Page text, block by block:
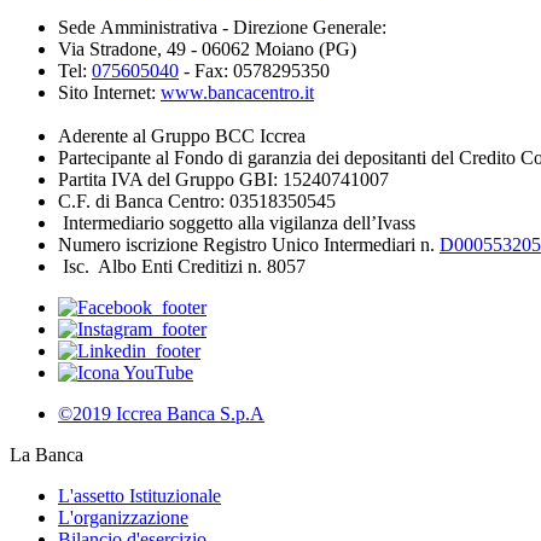
Sede Amministrativa - Direzione Generale:
Via Stradone, 49 - 06062 Moiano (PG)
Tel: 075605040 - Fax: 0578295350
Sito Internet: www.bancacentro.it
Aderente al Gruppo BCC Iccrea
Partecipante al Fondo di garanzia dei depositanti del Credito
Partita IVA del Gruppo GBI: 15240741007
C.F. di Banca Centro: 03518350545
Intermediario soggetto alla vigilanza dell’Ivass
Numero iscrizione Registro Unico Intermediari n. D000553205
Isc. Albo Enti Creditizi n. 8057
©2019 Iccrea Banca S.p.A
La Banca
L'assetto Istituzionale
L'organizzazione